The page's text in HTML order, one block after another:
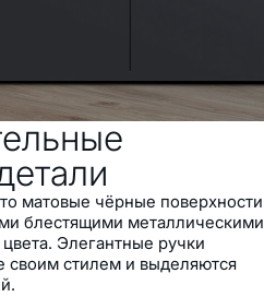
матовые чёрные поверхности
блестящими металлическими
Элегантные ручки
своим стилем и выделяются